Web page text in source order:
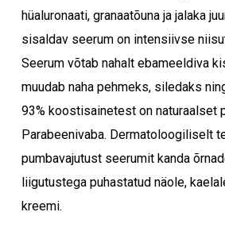
hüaluronaati, granaatõuna ja jalaka
sisaldav seerum on intensiivse
Seerum võtab nahalt ebameeldiva
muudab naha pehmeks, siledaks
93% koostisainetest on naturaalset
Parabeenivaba. Dermatoloogiliselt
pumbavajutust seerumit kanda
liigutustega puhastatud näole,
kreemi.